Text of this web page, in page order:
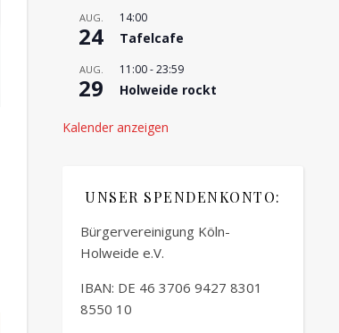
AUG.
24
14:00
Tafelcafe
AUG.
29
11:00-23:59
Holweide rockt
Kalender anzeigen
UNSER SPENDENKONTO:
Bürgervereinigung Köln-
Holweide e.V.
IBAN: DE 46 3706 9427 8301
8550 10